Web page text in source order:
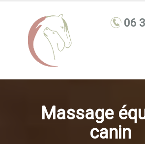
Massage
canin